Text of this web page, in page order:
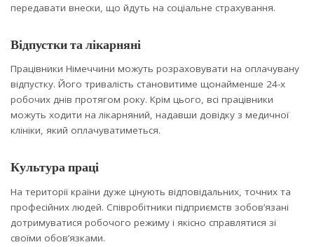
передавати внески, що йдуть на соціальне страхування.
Відпустки та лікарняні
Працівники Німеччини можуть розраховувати на оплачувану
відпустку. Його тривалість становитиме щонайменше 24-х
робочих днів протягом року. Крім цього, всі працівники
можуть ходити на лікарняний, надавши довідку з медичної
клініки, який оплачуватиметься.
Культура праці
На території країни дуже цінують відповідальних, точних та
професійних людей. Співробітники підприємств зобов’язані
дотримуватися робочого режиму і якісно справлятися зі
своїми обов’язками.